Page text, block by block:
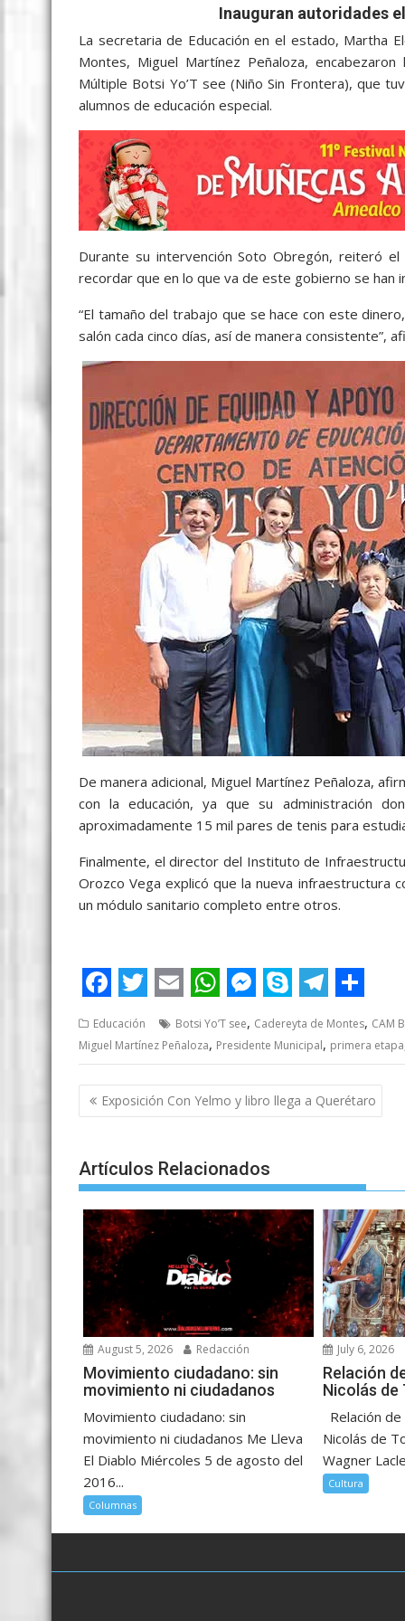
e
b
o
o
k
t
t
e
r
i
l
t
s
A
p
s
s
e
n
g
e
r
y
p
e
l
e
g
r
a
m
a
r
e
Inauguran autoridades
La secretaria de Educación en el estado, Martha
Montes, Miguel Martínez Peñaloza,
Múltiple Botsi Yo’T see (Niño Sin Frontera), que
alumnos de educación especial.
Durante su intervención Soto Obregón, reiteró
recordar que en lo que va de este gobierno se han
“El tamaño del trabajo que se hace con este
salón cada cinco días, así de manera consistente”,
De manera adicional, Miguel Martínez Peñaloza,
con la educación, ya que su administración
aproximadamente 15 mil pares de tenis para
Finalmente, el director del Instituto de
Orozco Vega explicó que la nueva infraestructura
un módulo sanitario completo entre otros.
F
a
c
e
b
o
o
k
T
w
i
t
t
e
r
E
m
a
i
l
W
h
a
t
s
A
p
p
e
s
s
e
n
g
e
r
S
k
y
p
e
T
e
l
e
g
a
m
S
h
a
r
e
Educación Botsi Yo’T see, Cadereyta de Montes, CAM
Miguel Martínez Peñaloza, Presidente Municipal, primera etapa
Post
navigation
Exposición Con Yelmo y libro llega a Querétaro
Artículos Relacionados
August 5, 2026 Redacción
Movimiento ciudadano: sin
movimiento ni ciudadanos
Movimiento ciudadano: sin
movimiento ni ciudadanos Me Lleva
El Diablo Miércoles 5 de agosto del
2016...
Columnas
July 6, 2026
Relación
Nicolás de
Relación
Nicolás de
Wagner
Cultura